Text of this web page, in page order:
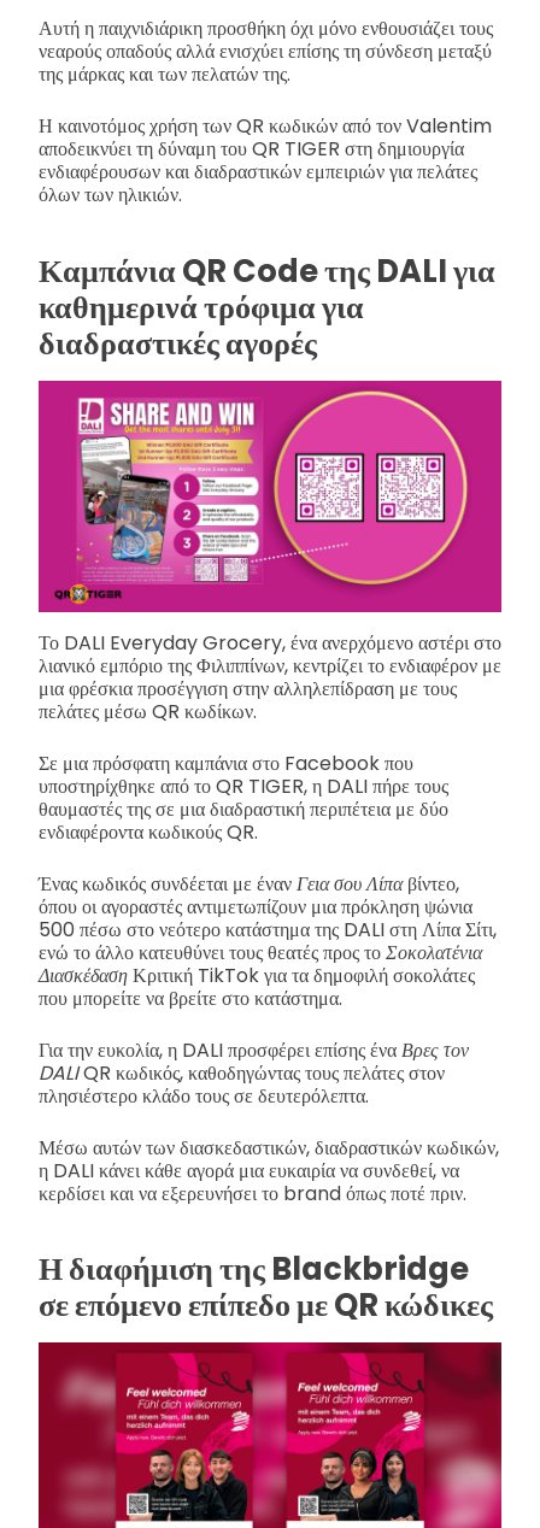
Αυτή η παιχνιδιάρικη προσθήκη όχι μόνο ενθουσιάζει τους
νεαρούς οπαδούς αλλά ενισχύει επίσης τη σύνδεση μεταξύ
της μάρκας και των πελατών της.
Η καινοτόμος χρήση των QR κωδικών από τον Valentim
αποδεικνύει τη δύναμη του QR TIGER στη δημιουργία
ενδιαφέρουσων και διαδραστικών εμπειριών για πελάτες
όλων των ηλικιών.
Καμπάνια QR Code της DALI για
καθημερινά τρόφιμα για
διαδραστικές αγορές
Το DALI Everyday Grocery, ένα ανερχόμενο αστέρι στο
λιανικό εμπόριο της Φιλιππίνων, κεντρίζει το ενδιαφέρον με
μια φρέσκια προσέγγιση στην αλληλεπίδραση με τους
πελάτες μέσω QR κωδίκων.
Σε μια πρόσφατη καμπάνια στο Facebook που
υποστηρίχθηκε από το QR TIGER, η DALI πήρε τους
θαυμαστές της σε μια διαδραστική περιπέτεια με δύο
ενδιαφέροντα κωδικούς QR.
Ένας κωδικός συνδέεται με ένανΓεια σου Λίπαβίντεο,
όπου οι αγοραστές αντιμετωπίζουν μια πρόκληση ψώνια
500 πέσω στο νεότερο κατάστημα της DALI στη Λίπα Σίτι,
ενώ το άλλο κατευθύνει τους θεατές προς τοΣοκολατένια
ΔιασκέδασηΚριτική TikTok για τα δημοφιλή σοκολάτες
που μπορείτε να βρείτε στο κατάστημα.
Για την ευκολία, η DALI προσφέρει επίσης έναΒρες τον
DALIQR κωδικός, καθοδηγώντας τους πελάτες στον
πλησιέστερο κλάδο τους σε δευτερόλεπτα.
Μέσω αυτών των διασκεδαστικών, διαδραστικών κωδικών,
η DALI κάνει κάθε αγορά μια ευκαιρία να συνδεθεί, να
κερδίσει και να εξερευνήσει το brand όπως ποτέ πριν.
Η διαφήμιση της Blackbridge
σε επόμενο επίπεδο με QR κώδικες